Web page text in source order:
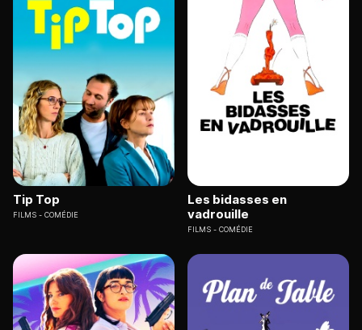
Tip Top
FILMS COMÉDIE
Les bidasses en
vadrouille
FILMS COMÉDIE